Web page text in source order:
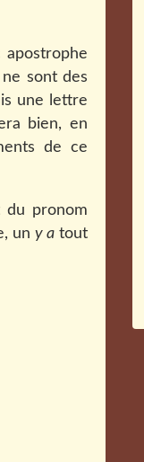
ne sont des
une lettre
bien, en
de ce
du pronom
un y a tout